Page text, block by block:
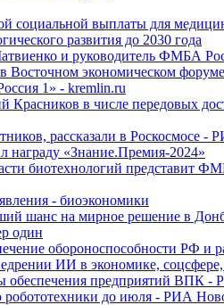
социальной выплаты для
развития до 2030 года
и руководитель ФМБА
в Восточном экономическом
1» - kremlin.ru
Красников в числе передовых
рассказали в Роскосмосе -
«Знание.Премия-2024»
биотехнологий представит
- биоэкономики
шанс на мирное решение в
один
обороноспособности РФ и
ИИ в экономике,
обеспечения предприятий ВПК -
робототехники до июля - РИА